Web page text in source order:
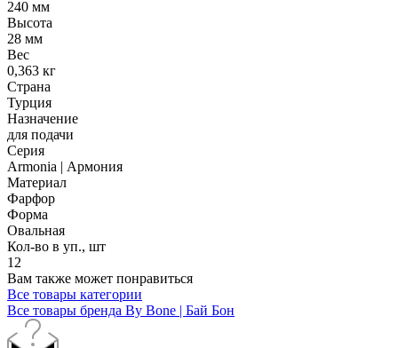
240 мм
Высота
28 мм
Вес
0,363 кг
Страна
Турция
Назначение
для подачи
Серия
Armonia | Армония
Материал
Фарфор
Форма
Овальная
Кол-во в уп., шт
12
Вам также может понравиться
Все товары категории
Все товары бренда By Bone | Бай Бон